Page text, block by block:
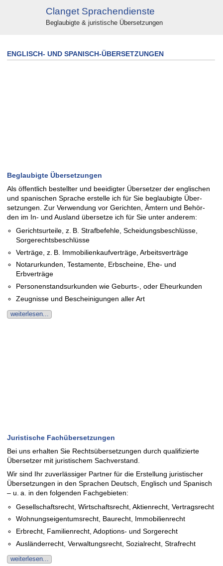
Clanget Sprachendienste
Beglaubigte & juristische Übersetzungen
ENGLISCH- UND SPANISCH-ÜBERSETZUNGEN
Beglaubigte Übersetzungen
Als öffentlich bestellter und beeidigter Übersetzer der engli­schen
und spani­schen Spra­che erstelle ich für Sie beglau­bigte Über­
setzungen. Zur Verwen­dung vor Gerich­ten, Ämtern und Behör­
den im In- und Ausland übersetze ich für Sie unter anderem:
Gerichtsurteile, z. B. Straf­befehle, Scheidungs­beschlüsse,
Sorgerechts­beschlüsse
Verträge, z. B. Immobilienkauf­verträge, Arbeitsverträge
Notarurkunden, Testamente, Erbscheine, Ehe- und
Erbverträge
Personenstandsurkunden wie Geburts-, oder Eheurkunden
Zeugnisse und Beschei­nigungen aller Art
weiterlesen...
Juristische Fachübersetzungen
Bei uns erhalten Sie Rechts­über­setzungen durch quali­fi­zierte
Über­setzer mit juristischem Sachverstand.
Wir sind Ihr zuverlässiger Partner für die Erstellung juristi­scher
Über­setzun­gen in den Sprachen Deutsch, Englisch und Spanisch
– u. a. in den folgen­den Fachgebieten:
Gesellschaftsrecht, Wirtschaftsrecht, Aktienrecht, Vertragsrecht
Wohnungseigentumsrecht, Baurecht, Immobilienrecht
Erbrecht, Familienrecht, Adoptions- und Sorgerecht
Ausländerrecht, Verwaltungsrecht, Sozialrecht, Strafrecht
weiterlesen...